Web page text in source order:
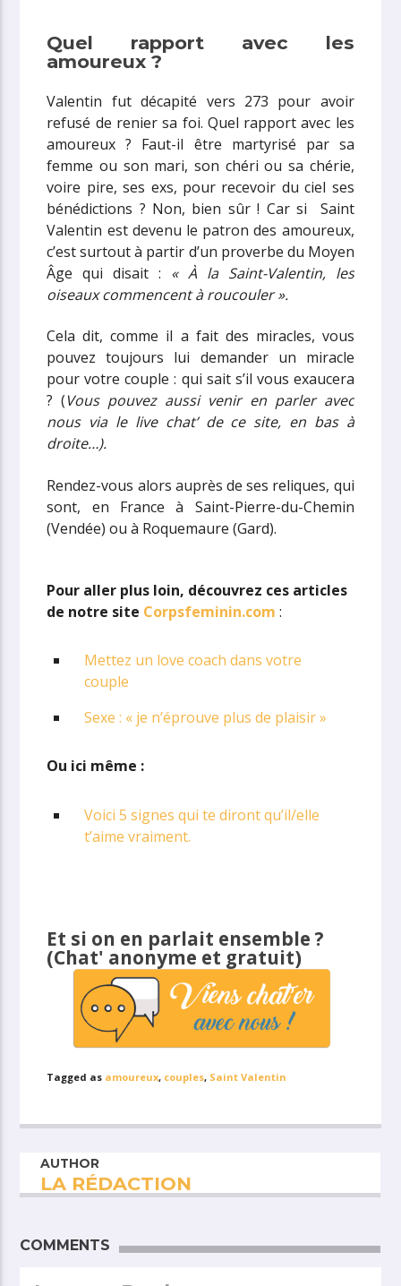
Quel rapport avec les
amoureux ?
Valentin fut décapité vers 273 pour avoir
refusé de renier sa foi. Quel rapport avec les
amoureux ? Faut-il être martyrisé par sa
femme ou son mari, son chéri ou sa chérie,
voire pire, ses exs, pour recevoir du ciel ses
bénédictions ? Non, bien sûr ! Car si Saint
Valentin est devenu le patron des amoureux,
c’est surtout à partir d’un proverbe du Moyen
Âge qui disait : « À la Saint-Valentin, les
oiseaux commencent à roucouler ».
Cela dit, comme il a fait des miracles, vous
pouvez toujours lui demander un miracle
pour votre couple : qui sait s’il vous exaucera
? (Vous pouvez aussi venir en parler avec
nous via le live chat’ de ce site, en bas à
droite…).
Rendez-vous alors auprès de ses reliques, qui
sont, en France à Saint-Pierre-du-Chemin
(Vendée) ou à Roquemaure (Gard).
Pour aller plus loin, découvrez ces articles
de notre site Corpsfeminin.com :
Mettez un love coach dans votre
couple
Sexe : « je n’éprouve plus de plaisir »
Ou ici même :
Voici 5 signes qui te diront qu’il/elle
t’aime vraiment.
Et si on en parlait ensemble ?
(Chat' anonyme et gratuit)
Tagged as amoureux, couples, Saint Valentin
AUTHOR
LA RÉDACTION
COMMENTS